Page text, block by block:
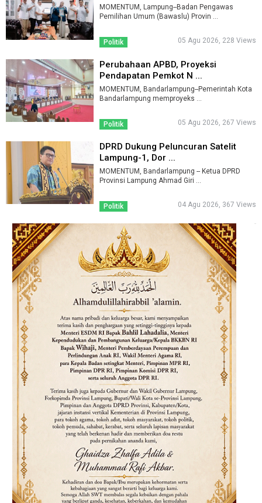
MOMENTUM, Lampung--Badan Pengawas
Pemilihan Umum (Bawaslu) Provin ...
Politik 05 Agu 2026, 228 Views
Perubahaan APBD, Proyeksi
Pendapatan Pemkot N ...
MOMENTUM, Bandarlampung--Pemerintah Kota
Bandarlampung memproyeks ...
Politik 05 Agu 2026, 267 Views
DPRD Dukung Peluncuran Satelit
Lampung-1, Dor ...
MOMENTUM, Bandarlampung -- Ketua DPRD
Provinsi Lampung Ahmad Giri ...
Politik 04 Agu 2026, 367 Views